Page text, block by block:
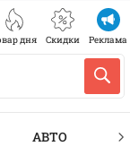
дня Скидки Реклама
АВТО